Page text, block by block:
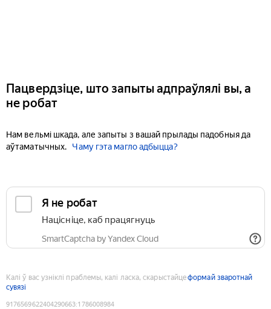
Пацвердзіце, што запыты адпраўлялі вы, а
не робат
Нам вельмі шкада, але запыты з вашай прылады падобныя да
аўтаматычных.
Чаму гэта магло адбыцца?
Я не робат
Націсніце, каб працягнуць
SmartCaptcha by Yandex Cloud
Калі ў вас узніклі праблемы, калі ласка, скарыстайцеформай зваротнай
сувязі
9176569622404290663:1786008984